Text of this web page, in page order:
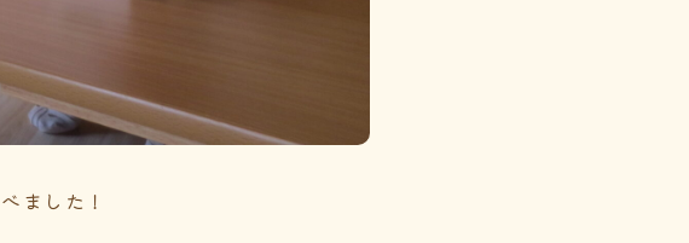
ました！